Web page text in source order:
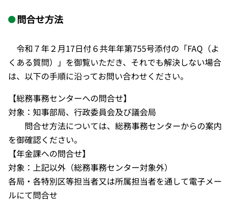
問合せ方法
令和７年２月17日付６共年年第755号添付の「FAQ（よ
くある質問）」を御覧いただき、それでも解決しない場合
は、以下の手順に沿ってお問い合わせください。
【総務事務センターへの問合せ】
対象：知事部局、行政委員会及び議会局
問合せ方法については、総務事務センターからの案内
を御確認ください。
【年金課への問合せ】
対象：上記以外（総務事務センター対象外）
各局・各特別区等担当者又は所属担当者を通して電子メー
ルにて問合せ